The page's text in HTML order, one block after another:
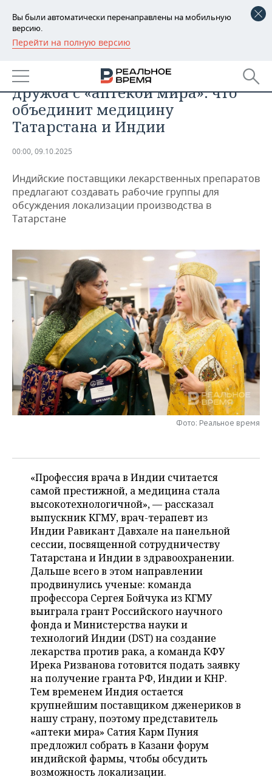
Вы были автоматически перенаправлены на мобильную
версию.
Перейти на полную версию
РЕГИОНЫ
БАШКОРТОСТАН
ТАТАРСТАН
УДМУРТИЯ
НОВОСТИ
АНАЛИТИКА
НОВОСТИ АНАЛИТИКИ
ДЕКЛАРАЦИИ О ДОХОДАХ
КОРОЛИ ГОСЗАКАЗА ПФО
ВУЗЫ ТАТАРСТАНА
ТОРГОВЫЕ ЦЕНТРЫ
ТАТАРСТАНА
ЭКОНОМИКА
НОВОСТИ ЭКОНОМИКИ
ФИНАНСЫ
БАНКИ
ИНВЕСТИЦИИ
ПРОМЫШЛЕННОСТЬ
НОВОСТИ
ПРОМЫШЛЕННОСТИ
АГРОПРОМ
МАШИНОСТРОЕНИЕ
НЕФТЕХИМИЯ
НЕФТЬ
ОПК
ЭНЕРГЕТИКА
НЕДВИЖИМОСТЬ
НОВОСТИ НЕДВИЖИМОСТИ
АВТО
НОВОСТИ БИЗНЕСА
РОЗНИЧНАЯ ТОРГОВЛЯ
ТРАНСПОРТ
УСЛУГИ
ТЕХНОЛОГИИ
НОВОСТИ ТЕХНОЛОГИЙ
МЕДИА
ТЕЛЕКОММУНИКАЦИИ
МЕРОПРИЯТИЯ
НОВОСТИ МЕРОПРИЯТИЙ
ВЫЕЗДНАЯ РЕДАКЦИЯ
БИЗНЕС-БРАНЧИ
ONLINE-КОНФЕРЕНЦИИ
СПОРТ
НОВОСТИ СПОРТА
ФУТБОЛ
ХОККЕЙ
КИБЕРСПОРТ
ФИГУРНОЕ КАТАНИЕ
ВОДНЫЕ ВИДЫ СПОРТА
ХОККЕЙ С МЯЧОМ
ОБЩЕСТВО
НОВОСТИ ОБЩЕСТВА
ВЛАСТЬ
КУЛЬТУРА
МЕДИЦИНА
ОБРАЗОВАНИЕ
ПРОИСШЕСТВИЯ
ФОТОГАЛЕРЕЯ
СЮЖЕТЫ
СПИСОК КОМПАНИЙ
Гранты против рака, аюрведа и
дружба с «аптекой мира»: что
объединит медицину
Татарстана и Индии
00:00, 09.10.2025
Индийские поставщики лекарственных препаратов
предлагают создавать рабочие группы для
обсуждения локализации производства в
Татарстане
Фото: Реальное время
«Профессия врача в Индии считается
самой престижной, а медицина стала
высокотехнологичной», — рассказал
выпускник КГМУ, врач-терапевт из
Индии Равикант Давхале на панельной
сессии, посвященной сотрудничеству
Татарстана и Индии в здравоохранении.
Дальше всего в этом направлении
продвинулись ученые: команда
профессора Сергея Бойчука из КГМУ
выиграла грант Российского научного
фонда и Министерства науки и
технологий Индии (DST) на создание
лекарства против рака, а команда КФУ
Ирека Ризванова готовится подать заявку
на получение гранта РФ, Индии и КНР.
Тем временем Индия остается
крупнейшим поставщиком дженериков в
нашу страну, поэтому представитель
«аптеки мира» Сатия Карм Пуния
предложил собрать в Казани форум
индийской фармы, чтобы обсудить
возможность локализации.